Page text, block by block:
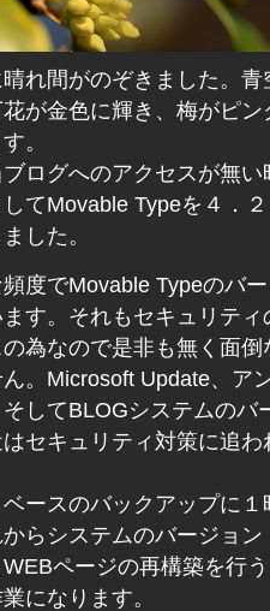
れ間がのぞきました。青
が金色に輝き、梅がピン
。
ログへのアクセスが無い
てMovable Typeを４．
した。
度でMovable Typeのバ
す。それもセキュリティ
為なので是非も無く面倒
。Microsoft Update、ア
してBLOGシステムのバ
セキュリティ対策に追わ
ースのバックアップに１
らシステムのバージョン
ページの再構築を行
になります。